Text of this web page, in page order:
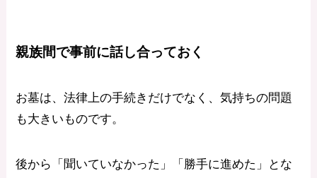
親族間で事前に話し合っておく
お墓は、法律上の手続きだけでなく、気持ちの問題
も大きいものです。
後から「聞いていなかった」「勝手に進めた」とな